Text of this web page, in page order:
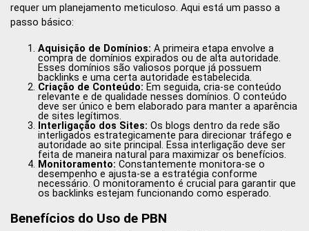
requer um planejamento meticuloso. Aqui está um passo a
passo básico:
Aquisição de Domínios: A primeira etapa envolve a
compra de domínios expirados ou de alta autoridade.
Esses domínios são valiosos porque já possuem
backlinks e uma certa autoridade estabelecida.
Criação de Conteúdo: Em seguida, cria-se conteúdo
relevante e de qualidade nesses domínios. O conteúdo
deve ser único e bem elaborado para manter a aparência
de sites legítimos.
Interligação dos Sites: Os blogs dentro da rede são
interligados estrategicamente para direcionar tráfego e
autoridade ao site principal. Essa interligação deve ser
feita de maneira natural para maximizar os benefícios.
Monitoramento: Constantemente monitora-se o
desempenho e ajusta-se a estratégia conforme
necessário. O monitoramento é crucial para garantir que
os backlinks estejam funcionando como esperado.
Benefícios do Uso de PBN